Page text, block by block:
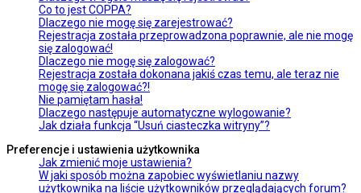
Co to jest COPPA?
Dlaczego nie mogę się zarejestrować?
Rejestracja została przeprowadzona poprawnie, ale nie mogę
się zalogować!
Dlaczego nie mogę się zalogować?
Rejestracja została dokonana jakiś czas temu, ale teraz nie
mogę się zalogować?!
Nie pamiętam hasła!
Dlaczego następuje automatyczne wylogowanie?
Jak działa funkcja “Usuń ciasteczka witryny”?
Preferencje i ustawienia użytkownika
Jak zmienić moje ustawienia?
W jaki sposób można zapobiec wyświetlaniu nazwy
użytkownika na liście użytkowników przeglądających forum?